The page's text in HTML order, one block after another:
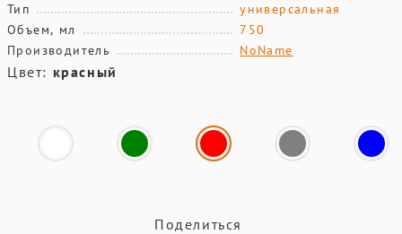
Тип
универсальная
Объем, мл
750
Производитель
NoName
Цвет: красный
Поделиться